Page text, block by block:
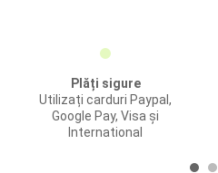
Plăți sigure
Utilizați carduri Paypal,
Google Pay, Visa și
International